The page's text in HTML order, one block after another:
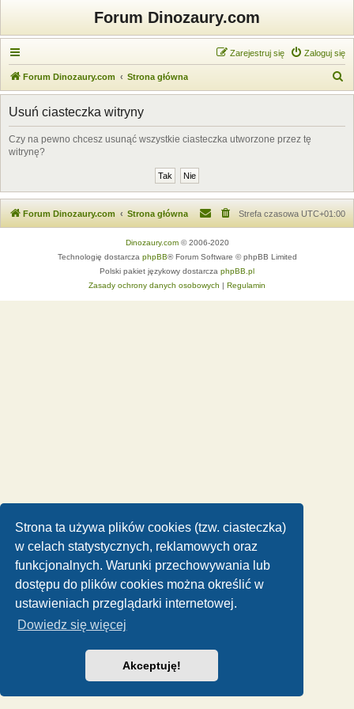
Strona ta używa plików cookies (tzw. ciasteczka)
w celach statystycznych, reklamowych oraz
funkcjonalnych. Warunki przechowywania lub
dostępu do plików cookies można określić w
ustawieniach przeglądarki internetowej.
Dowiedz się więcej
Akceptuję!
Forum Dinozaury.com
Zaloguj się
Zarejestruj się
Forum Dinozaury.com Strona główna
z
Usuń ciasteczka witryny
Czy na pewno chcesz usunąć wszystkie ciasteczka utworzone przez tę
witrynę?
Forum Dinozaury.com Strona główna Strefa czasowa UTC+01:00
Dinozaury.com© 2006-2020
Technologię dostarcza phpBB® Forum Software © phpBB Limited
Polski pakiet językowy dostarcza phpBB.pl
Zasady ochrony danych osobowych | Regulamin